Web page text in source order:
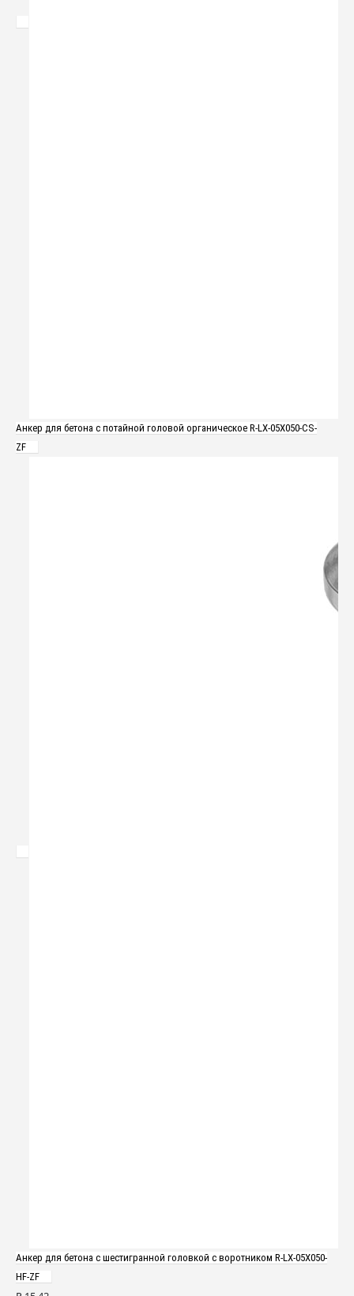
Анкер для бетона с потайной головой органическое R-LX-05X050-CS-
ZF
Анкер для бетона с шестигранной головкой с воротником R-LX-05X050-
HF-ZF